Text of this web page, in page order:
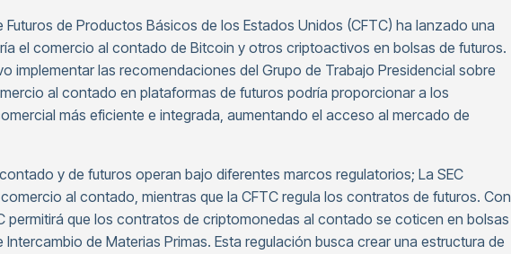
de Productos Básicos de los Estados Unidos (CFTC) ha lanzado una
el comercio al contado de Bitcoin y otros criptoactivos en bolsas de futuros.
implementar las recomendaciones del Grupo de Trabajo Presidencial sobre
al contado en plataformas de futuros podría proporcionar a los
más eficiente e integrada, aumentando el acceso al mercado de
y de futuros operan bajo diferentes marcos regulatorios; La SEC
al contado, mientras que la CFTC regula los contratos de futuros. Con
permitirá que los contratos de criptomonedas al contado se coticen en bolsas
de Materias Primas. Esta regulación busca crear una estructura de